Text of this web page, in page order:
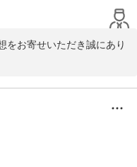
をお寄せいただき誠にあり
見直しの参考として、真摯
気にせずゆったりとお過
申し上げております。